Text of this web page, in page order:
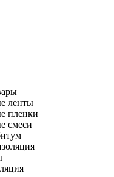
ленты
пленки
смеси